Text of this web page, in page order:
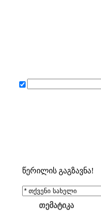
წერილის გაგზავნა!
თემატიკა